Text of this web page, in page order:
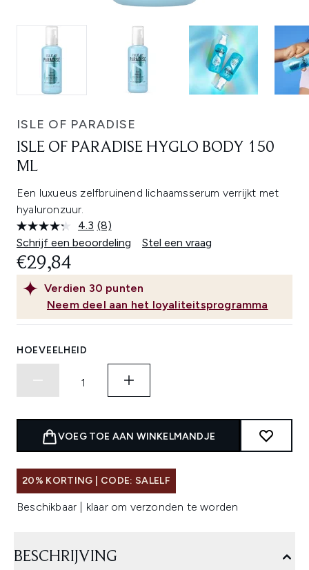
ISLE OF PARADISE
ISLE OF PARADISE HYGLO BODY 150
ML
Een luxueus zelfbruinend lichaamsserum verrijkt met
hyaluronzuur.
4.3 Lees
8
beoordelingen.
paginalink.
(8)
Schrijf een beoordeling
Stel een vraag
Verdien 30 punten
Neem deel aan het loyaliteitsprogramma
€29,84
HOEVEELHEID
VOEG TOE AAN WINKELMANDJE
20% KORTING | CODE: SALELF
Beschikbaar | klaar om verzonden te worden
BESCHRIJVING